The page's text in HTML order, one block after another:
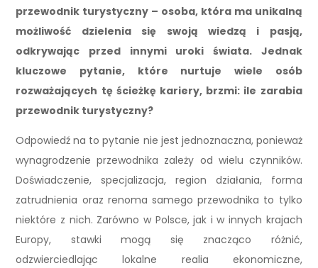
przewodnik turystyczny – osoba, która ma unikalną
możliwość dzielenia się swoją wiedzą i pasją,
odkrywając przed innymi uroki świata. Jednak
kluczowe pytanie, które nurtuje wiele osób
rozważających tę ścieżkę kariery, brzmi: ile zarabia
przewodnik turystyczny?
Odpowiedź na to pytanie nie jest jednoznaczna, ponieważ
wynagrodzenie przewodnika zależy od wielu czynników.
Doświadczenie, specjalizacja, region działania, forma
zatrudnienia oraz renoma samego przewodnika to tylko
niektóre z nich. Zarówno w Polsce, jak i w innych krajach
Europy, stawki mogą się znacząco różnić,
odzwierciedlając lokalne realia ekonomiczne,